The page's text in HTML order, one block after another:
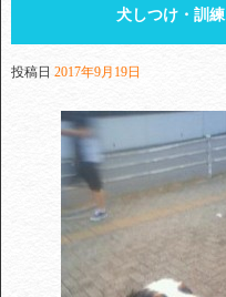
犬しつけ・訓
投稿日 2017年9月19日